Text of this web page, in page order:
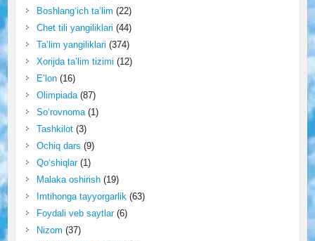
Boshlang‘ich ta’lim (22)
Chet tili yangiliklari (44)
Ta’lim yangiliklari (374)
Xorijda ta’lim tizimi (12)
E’lon(16)
Olimpiada(87)
So‘rovnoma(1)
Tashkilot(3)
Ochiq dars (9)
Qo‘shiqlar(1)
Malaka oshirish(19)
Imtihonga tayyorgarlik (63)
Foydali veb saytlar(6)
Nizom (37)